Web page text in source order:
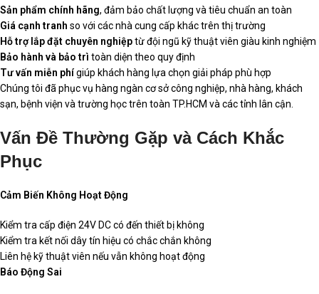
Sản phẩm chính hãng, đảm bảo chất lượng và tiêu chuẩn an toàn
Giá cạnh tranh so với các nhà cung cấp khác trên thị trường
Hỗ trợ lắp đặt chuyên nghiệptừ đội ngũ kỹ thuật viên giàu kinh nghiệm
Bảo hành và bảo trì toàn diện theo quy định
Tư vấn miễn phígiúp khách hàng lựa chọn giải pháp phù hợp
Chúng tôi đã phục vụ hàng ngàn cơ sở công nghiệp, nhà hàng, khách
sạn, bệnh viện và trường học trên toàn TP.HCM và các tỉnh lân cận.
Vấn Đề Thường Gặp và Cách Khắc
Phục
Cảm Biến Không Hoạt Động
Kiểm tra cấp điện 24V DC có đến thiết bị không
Kiểm tra kết nối dây tín hiệu có chắc chắn không
Liên hệ kỹ thuật viên nếu vẫn không hoạt động
Báo Động Sai